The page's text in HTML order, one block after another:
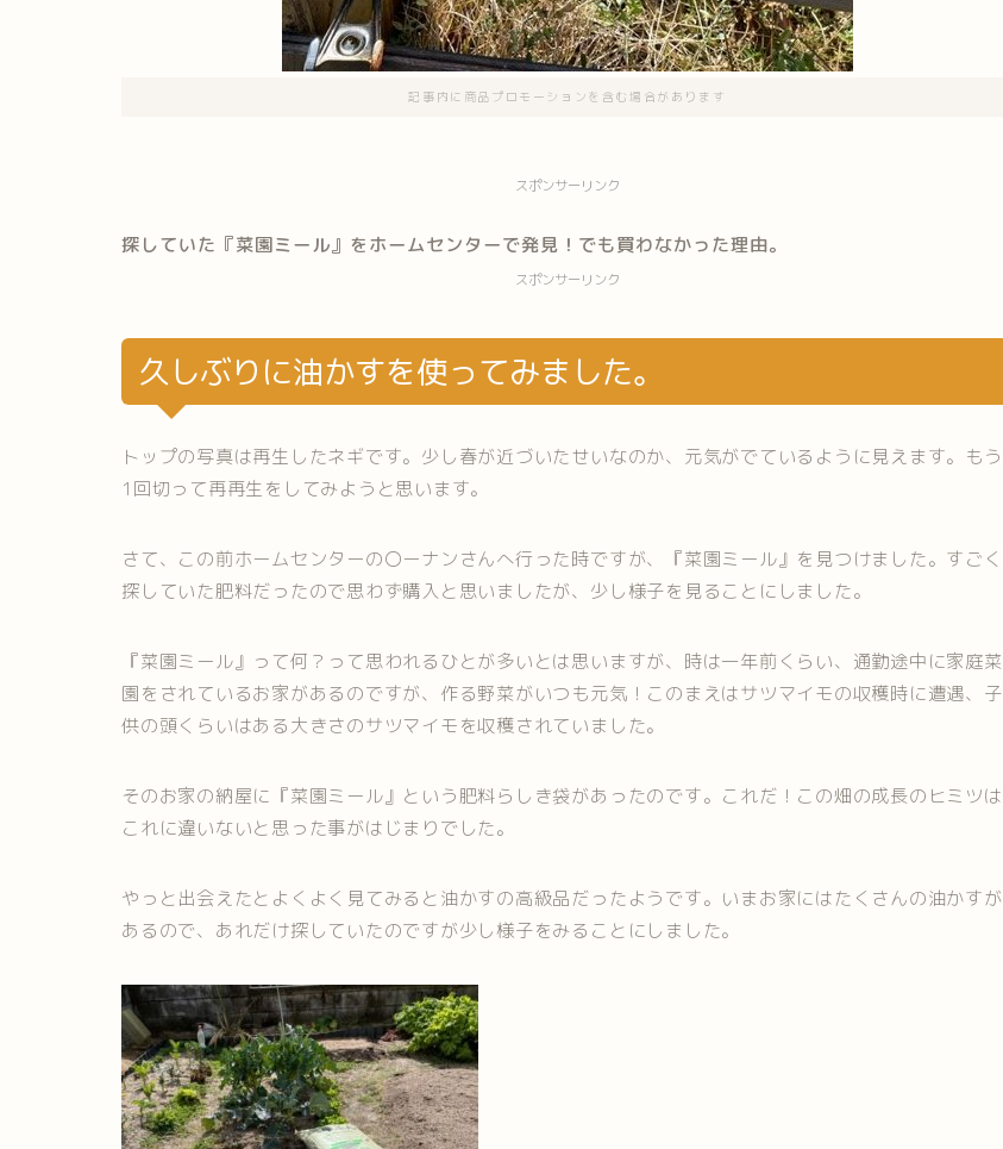
記事内に商品プロモーションを含む場合があります
スポンサーリンク
探していた『菜園ミール』をホームセンターで発見！でも買わなかった理由。
スポンサーリンク
久しぶりに油かすを使ってみました。
トップの写真は再生したネギです。少し春が近づいたせいなのか、元気がでているように見えます。もう
1回切って再再生をしてみようと思います。
さて、この前ホームセンターの〇ーナンさんへ行った時ですが、『菜園ミール』を見つけました。すごく
探していた肥料だったので思わず購入と思いましたが、少し様子を見ることにしました。
『菜園ミール』って何？って思われるひとが多いとは思いますが、時は一年前くらい、通勤途中に家庭菜
園をされているお家があるのですが、作る野菜がいつも元気！このまえはサツマイモの収穫時に遭遇、子
供の頭くらいはある大きさのサツマイモを収穫されていました。
そのお家の納屋に『菜園ミール』という肥料らしき袋があったのです。これだ！この畑の成長のヒミツは
これに違いないと思った事がはじまりでした。
やっと出会えたとよくよく見てみると油かすの高級品だったようです。いまお家にはたくさんの油かすが
あるので、あれだけ探していたのですが少し様子をみることにしました。